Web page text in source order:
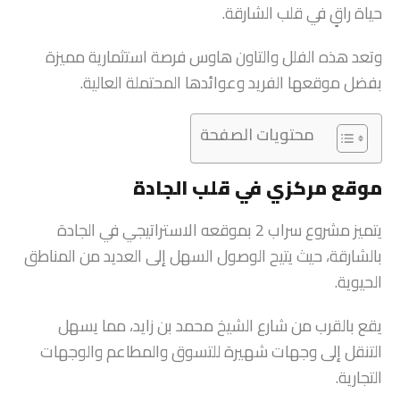
حياة راقٍ في قلب الشارقة.
وتعد هذه الفلل والتاون هاوس فرصة استثمارية مميزة
بفضل موقعها الفريد وعوائدها المحتملة العالية.
محتويات الصفحة
موقع مركزي في قلب الجادة
يتميز مشروع سراب 2 بموقعه الاستراتيجي في الجادة
بالشارقة، حيث يتيح الوصول السهل إلى العديد من المناطق
الحيوية.
يقع بالقرب من شارع الشيخ محمد بن زايد، مما يسهل
التنقل إلى وجهات شهيرة للتسوق والمطاعم والوجهات
التجارية.